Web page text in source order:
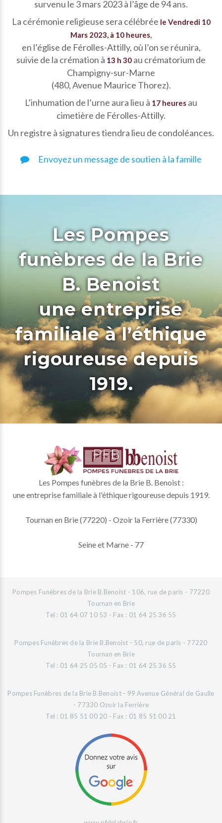
survenu le 3 mars 2023 à l’âge de 94 ans.
La cérémonie religieuse sera célébrée le Vendredi 10
Mars 2023, à 10 heures,
en l’église de Férolles-Attilly, où l’on se réunira,
suivie de la crémation à 13 h 30 au crématorium de
Champigny-sur-Marne
(480, Avenue Maurice Thorez).
L’inhumation de l’urne aura lieu à 17 heures au
cimetière de Férolles-Attilly.
Un registre à signatures tiendra lieu de condoléances.
Envoyez un message de soutien à la famille
Les Pompes
funèbres de la Brie
B. Benoist
une entreprise
familiale à l’éthique
rigoureuse depuis
1919.
Les Pompes funèbres de la Brie B. Benoist :
une entreprise familiale à l'éthique rigoureuse depuis 1919.
Tournan en Brie (77220) - Ozoir la Ferrière (77330)
Seine et Marne - 77
Pompes Funèbres de la Brie B.Benoist - 106, rue de paris - 77220
Tournan en Brie
Tel : 01 64 07 10 53 - Fax : 01 64 25 36 55
Pompes Funèbres de la Brie B.Benoist - 50, rue de paris - 77220
Tournan en Brie
Tel : 01 64 25 05 05 - Fax : 01 64 25 36 55
Pompes Funèbres de la Brie B.Benoist - 99 Avenue Général de Gaulle
- 77330 Ozoir la Ferrière
Tel : 01 85 51 00 20 - Fax : 01 85 51 00 21